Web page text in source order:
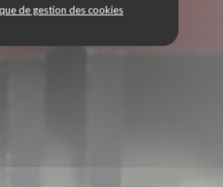
de gestion des cookies